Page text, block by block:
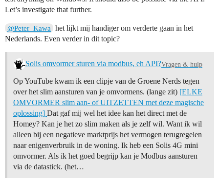
Let’s investigate that further.
@Peter_Kawa het lijkt mij handiger om verderte gaan in het
Nederlands. Even verder in dit topic?
Solis omvormer sturen via modbus, eh API?Vragen & hulp
Op YouTube kwam ik een clipje van de Groene Nerds tegen
over het slim aansturen van je omvormens. (lange zit) [ELKE
OMVORMER slim aan- of UITZETTEN met deze magische
oplossing] Dat gaf mij wel het idee kan het direct met de
Homey? Kan je het zo slim maken als je zelf wil. Want ik wil
alleen bij een negatieve marktprijs het vermogen terugregelen
naar enigenverbruik in de woning. Ik heb een Solis 4G mini
omvormer. Als ik het goed begrijp kan je Modbus aansturen
via de datastick. (het…